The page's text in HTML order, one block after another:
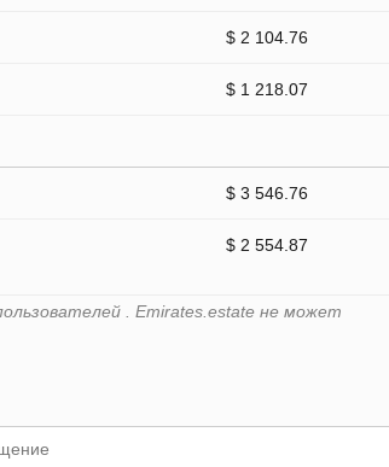
$ 2 104.76
$ 1 218.07
$ 3 546.76
$ 2 554.87
. Emirates.estate не может